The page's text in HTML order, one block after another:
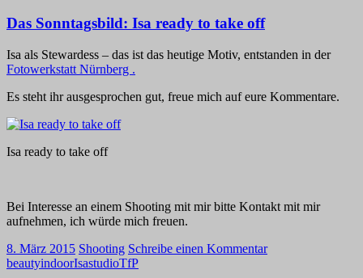
Das Sonntagsbild: Isa ready to take off
Isa als Stewardess – das ist das heutige Motiv, entstanden in der
Fotowerkstatt Nürnberg .
Es steht ihr ausgesprochen gut, freue mich auf eure Kommentare.
Isa ready to take off
Bei Interesse an einem Shooting mit mir bitte Kontakt mit mir
aufnehmen, ich würde mich freuen.
8. März 2015 Shooting Schreibe einen Kommentar
beautyindoorIsastudioTfP